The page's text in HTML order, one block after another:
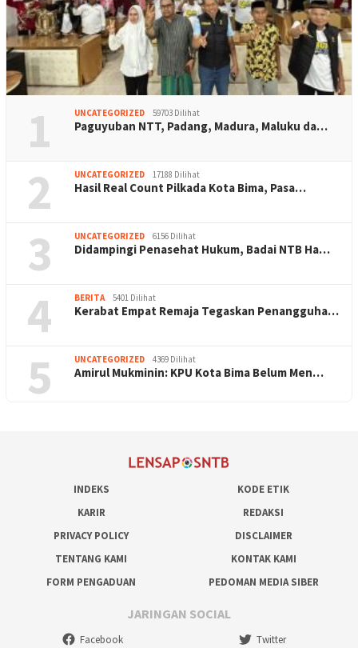
1 UNCATEGORIZED 59703 Dilihat
Paguyuban NTT, Padang, Madura, Maluku da…
2 UNCATEGORIZED 17188 Dilihat
Hasil Real Count Pilkada Kota Bima, Pasa…
3 UNCATEGORIZED 6156 Dilihat
Didampingi Penasehat Hukum, Badai NTB Ha…
4 BERITA 5401 Dilihat
Kerabat Empat Remaja Tegaskan Penangguha…
5 UNCATEGORIZED 4369 Dilihat
Amirul Mukminin: KPU Kota Bima Belum Men…
INDEKS
KODE ETIK
KARIR
REDAKSI
PRIVACY POLICY
DISCLAIMER
TENTANG KAMI
KONTAK KAMI
FORM PENGADUAN
PEDOMAN MEDIA SIBER
JARINGAN SOCIAL
Facebook Twitter